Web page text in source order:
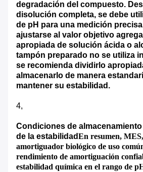
degradación del compuesto.
disolución completa, se debe
de pH para una medición
ajustarse al valor objetivo
apropiada de solución ácida o
tampón preparado no se utiliza
se recomienda dividirlo
almacenarlo de manera
mantener su estabilidad.
4,
Condiciones de
de la estabilidadEn resumen,
amortiguador biológico de uso
rendimiento de amortiguación
estabilidad química en el rango de